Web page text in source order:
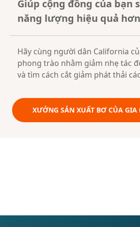
Giúp cộng đồng của bạn
năng lượng hiệu quả
Hãy cùng người dân California
phong trào nhằm giảm nhẹ tác
và tìm cách cắt giảm phát thải
XƯỞNG SẢN XUẤT BƠ CỦA GIA